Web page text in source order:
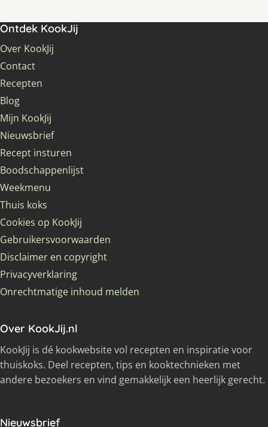
Ontdek KookJij
Over KookJij
Contact
Recepten
Blog
Mijn KookJij
Nieuwsbrief
Recept insturen
Boodschappenlijst
Weekmenu
Thuis koks
Cookies op KookJij
Gebruikersvoorwaarden
Disclaimer en copyright
Privacyverklaring
Onrechtmatige inhoud melden
Over KookJij.nl
KookJij is dé kookwebsite vol recepten en inspiratie voor
thuiskoks. Deel recepten, tips en kooktechnieken met
andere bezoekers en vind gemakkelijk een heerlijk gerecht.
Nieuwsbrief